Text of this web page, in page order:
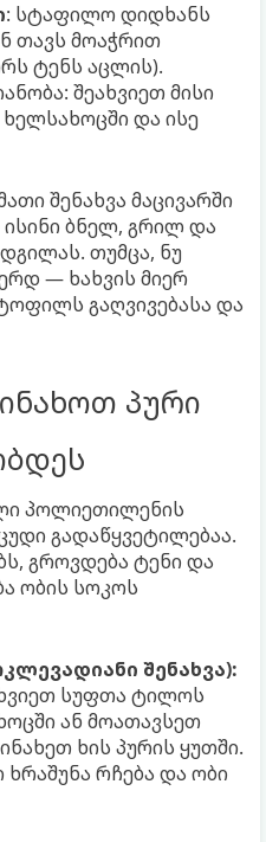
: სტაფილო დიდხანს
თავს მოაჭრით
ტენს აცლის).
შეახვიეთ მისი
და ისე
შენახვა მაცივარში
ბნელ, გრილ და
თუმცა, ნუ
— ხახვის მიერ
გაღვივებასა და
პური
პოლიეთილენის
გადაწყვეტილებაა.
გროვდება ტენი და
ობის სოკოს
შენახვა):
სუფთა ტილოს
ან მოათავსეთ
ხის პურის ყუთში.
ხრაშუნა რჩება და ობი